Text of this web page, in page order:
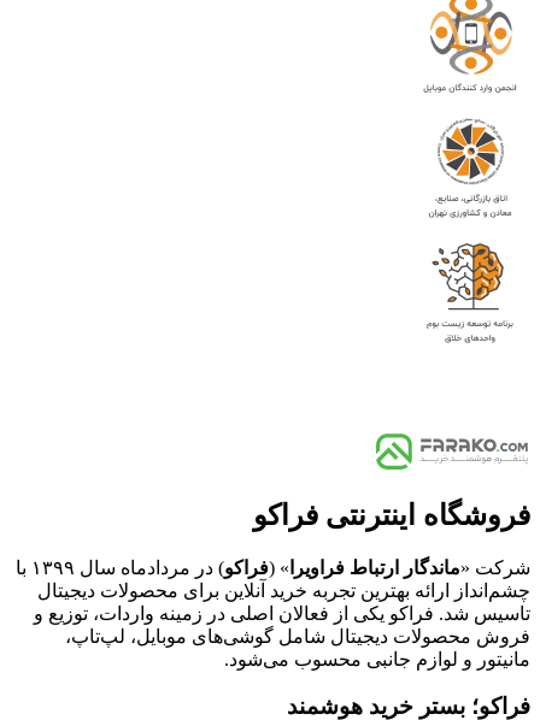
فروشگاه اینترنتی فراکو
شرکت «ماندگار ارتباط فراویرا » (فراکو
) در مردادماه سال ۱۳۹۹ با
چشم‌انداز ارائه بهترین تجربه خرید آنلاین برای محصولات دیجیتال
تاسیس شد. فراکو یکی از فعالان اصلی در زمینه واردات، توزیع و
فروش محصولات دیجیتال شامل گوشی‌های موبایل، لپ‌تاپ،
مانیتور و لوازم جانبی محسوب می‌شود.
فراکو؛ بستر خرید هوشمند